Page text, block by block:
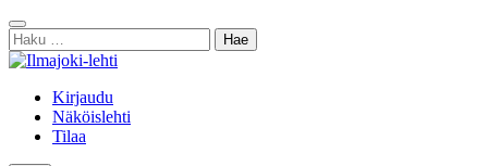
Skip
to
content
Sulje
haku
Haku:
Kirjaudu
Näköislehti
Tilaa